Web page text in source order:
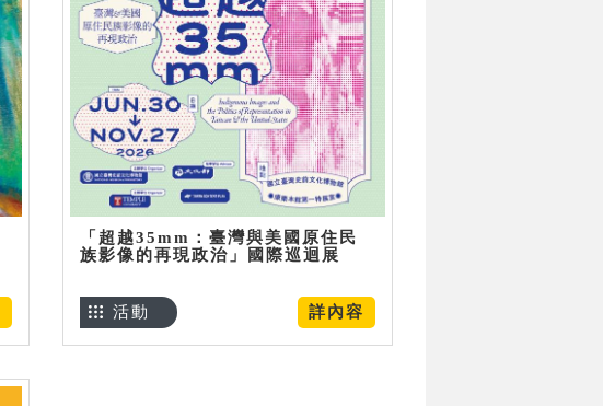
「超越35mm：臺灣與美國原住民
族影像的再現政治」國際巡迴展
詳內容
活動